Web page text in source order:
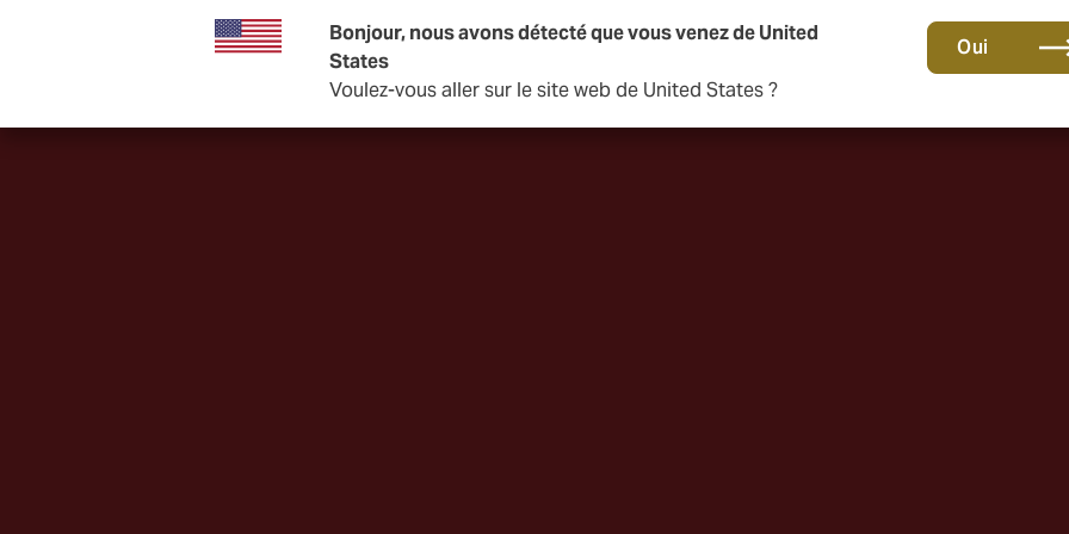
Bonjour, nous avons détecté que vous venez de United
States
Voulez-vous aller sur le site web de United States ?
Oui